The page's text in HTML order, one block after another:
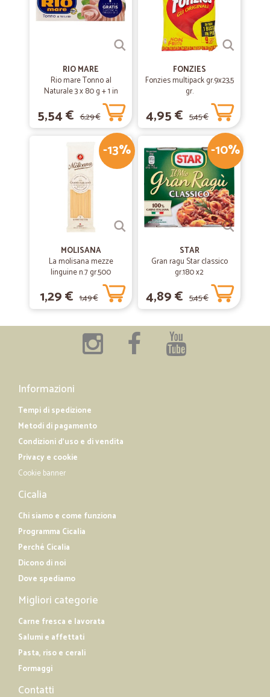
RIO MARE
Rio mare Tonno al
Naturale 3 x 80 g + 1 in
5,54 € 6,29 €
FONZIES
Fonzies multipack gr.9x23,5
gr.
4,95 € 5,45 €
-13%
MOLISANA
La molisana mezze
linguine n.7 gr.500
1,29 € 1,49 €
-10%
STAR
Gran ragu Star classico
gr.180 x2
4,89 € 5,45 €
Informazioni
Tempi di spedizione
Metodi di pagamento
Condizioni d'uso e di vendita
Privacy e cookie
Cookie banner
Cicalia
Chi siamo e come funziona
Programma Cicalia
Perché Cicalia
Dicono di noi
Dove spediamo
Migliori categorie
Carne fresca e lavorata
Salumi e affettati
Pasta, riso e cerali
Formaggi
Contatti